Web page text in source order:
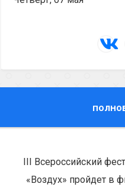
III Всероссийский
«Воздух» пройдет в